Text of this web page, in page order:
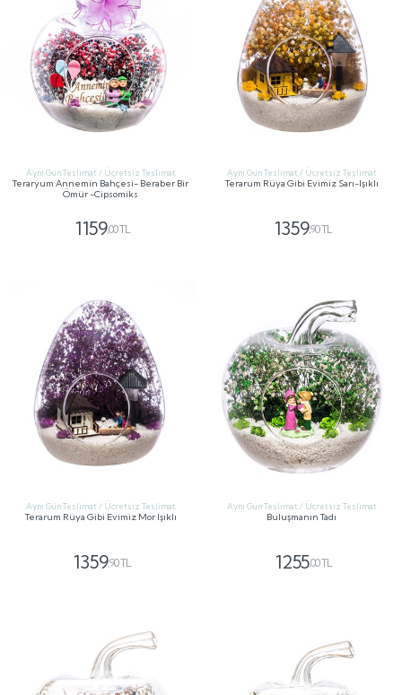
Aynı Gün Teslimat / Ücretsiz Teslimat
Teraryum Annemin Bahçesi- Beraber Bir
Ömür -Cipsomiks
1159,00 TL
Aynı Gün Teslimat / Ücretsiz Teslimat
Terarum Rüya Gibi Evimiz Sarı-Işıklı
1359,90 TL
Aynı Gün Teslimat / Ücretsiz Teslimat
Terarum Rüya Gibi Evimiz Mor Işıklı
1359,90 TL
Aynı Gün Teslimat / Ücretsiz Teslimat
Buluşmanın Tadı
1255,00 TL